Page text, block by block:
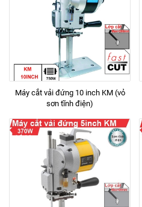
Máy cắt vải đứng 10 inch KM (vỏ
sơn tĩnh điện)